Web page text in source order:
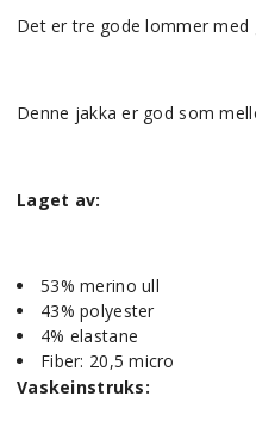
Det er tre gode lommer med
Denne jakka er god som
Laget av:
53% merino ull
43% polyester
4% elastane
Fiber: 20,5 micro
Vaskeinstruks: